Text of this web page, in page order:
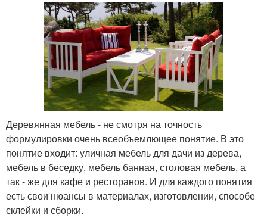
Деревянная мебель - не смотря на точность
формулировки очень всеобъемлющее понятие. В это
понятие входит: уличная мебель для дачи из дерева,
мебель в беседку, мебель банная, столовая мебель, а
так - же для кафе и ресторанов. И для каждого понятия
есть свои нюансы в материалах, изготовлении, способе
склейки и сборки.